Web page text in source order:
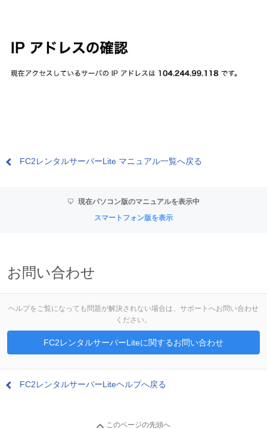
FC2レンタルサーバーLite マニュアル一覧へ戻る
現在パソコン版のマニュアルを表示中
スマートフォン版を表示
お問い合わせ
ヘルプをご覧になっても問題が解決されない場合は、サポートへお問い合わせ
ください。
FC2レンタルサーバーLiteに関するお問い合わせ
FC2レンタルサーバーLiteヘルプへ戻る
このページの先頭へ